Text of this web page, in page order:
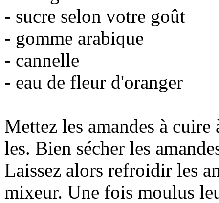
- sucre selon votre goût
- gomme arabique
- cannelle
- eau de fleur d'oranger
Mettez les amandes à
les. Bien sécher les
Laissez alors refroidir les
mixeur. Une fois moulus